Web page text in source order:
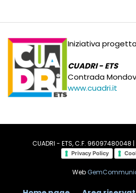
Iniziativa
CUADRI - ETS
Contrada
www.cuadri.it
CUADRI - ETS, C.F. 96097480048
Privacy Policy
Web